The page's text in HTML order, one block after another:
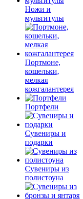
Ножи и
мультитулы
Портмоне,
кошельки,
мелкая
кожгалантерея
Портфели
Сувениры и
подарки
Сувениры из
полистоуна